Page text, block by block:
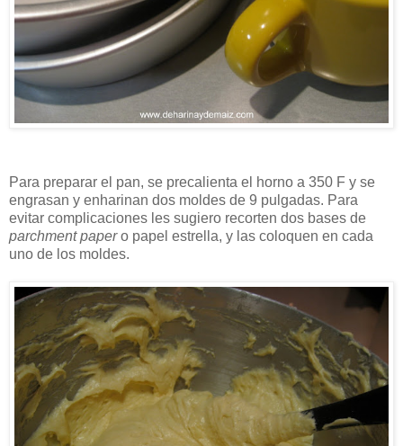
Para preparar el pan, se precalienta el horno a 350 F y se
engrasan y enharinan dos moldes de 9 pulgadas. Para
evitar complicaciones les sugiero recorten dos bases de
parchment papero papel estrella, y las coloquen en cada
uno de los moldes.